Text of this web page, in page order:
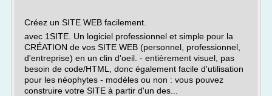
Créez un SITE WEB facilement.
avec 1SITE. Un logiciel professionnel et simple pour la
CRÉATION de vos SITE WEB (personnel, professionnel,
d'entreprise) en un clin d'oeil. - entièrement visuel, pas
besoin de code/HTML, donc également facile d'utilisation
pour les néophytes - modèles ou non : vous pouvez
construire votre SITE à partir d'un des...